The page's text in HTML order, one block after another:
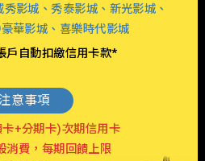
秀影城、秀泰影城、新光影城、
華影城、喜樂時代影城
戶自動扣繳信用卡款*
意事項
+分期卡)次期信用卡
消費，每期回饋上限